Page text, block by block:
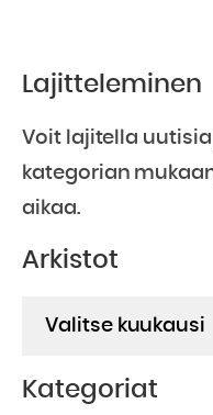
Lajitteleminen
Voit lajitella
kategorian
aikaa.
Arkistot
Kategoriat